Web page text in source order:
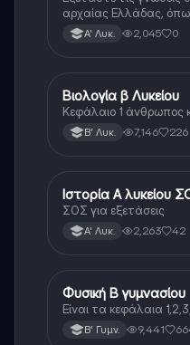
αρχαίας Ελλάδας,
Λυκείου.Α' Λυκ. 2,045 0
Βιολογία
Βιολογία β Λυκείου
Κεφάλαιο 1 άνθρωπος
Β' Λυκ. 7,146 226
Ιστορία
Ιστορία Α λυκείου
ΣΟΣ για εξετάσεις
Α' Λυκ. 2,263 42
Φυσική
Φυσική Β γυμνασίου
Είναι τα κεφάλαια
Β' Γυμν. 9,441